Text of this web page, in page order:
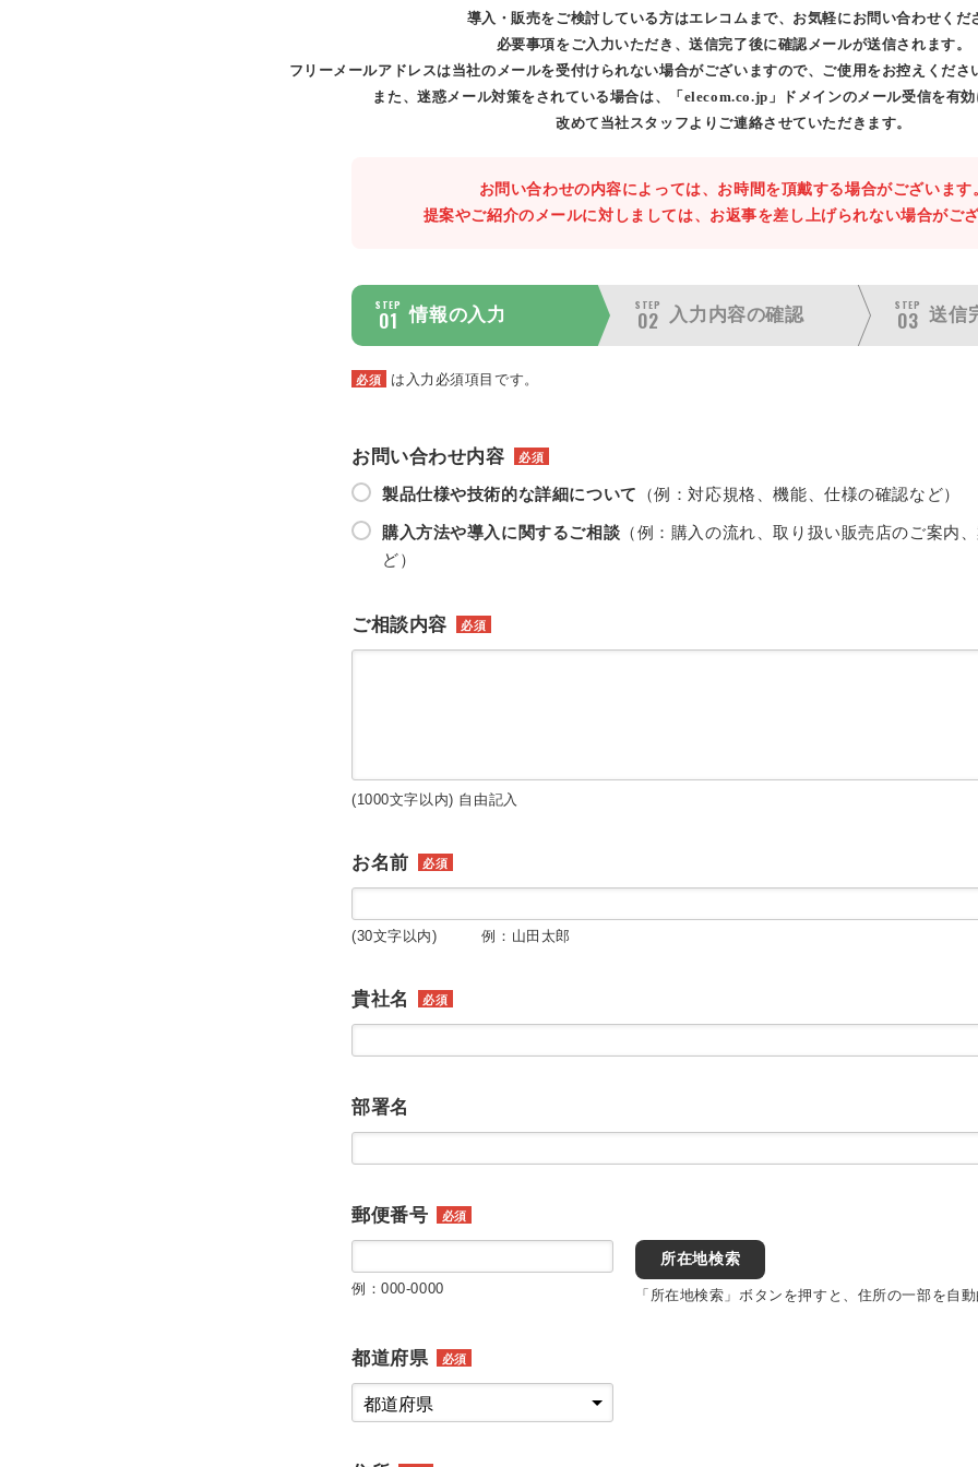
導入・販売をご検討している方はエレコムまで、お気軽にお問い合わせくだ
必要事項をご入力いただき、送信完了後に確認メールが送信されます。
フリーメールアドレスは当社のメールを受付けられない場合がございますので、ご使用をお控えくださ
また、迷惑メール対策をされている場合は、「elecom.co.jp」ドメインのメール受信を有効
改めて当社スタッフよりご連絡させていただきます。
お問い合わせの内容によっては、お時間を頂戴する場合がございます
提案やご紹介のメールに対しましては、お返事を差し上げられない場合がござ
STEP
01 情報の入力
STEP
02 入力内容の確認
STEP
03 送信
必須 は入力必須項目です。
お問い合わせ内容 必須
製品仕様や技術的な詳細について （例：対応規格、機能、仕様の確認など）
購入方法や導入に関するご相談 （例：購入の流れ、取り扱い販売店のご案内
ど）
ご相談内容 必須
(1000文字以内) 自由記入
お名前 必須
(30文字以内) 例：山田太郎
貴社名 必須
部署名
郵便番号 必須
例：000-0000
所在地検索
「所在地検索」ボタンを押すと、住所の一部を自動
都道府県 必須